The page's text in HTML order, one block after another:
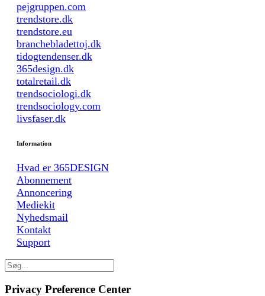
pejgruppen.com
trendstore.dk
trendstore.eu
branchebladettoj.dk
tidogtendenser.dk
365design.dk
totalretail.dk
trendsociologi.dk
trendsociology.com
livsfaser.dk
Information
Hvad er 365DESIGN
Abonnement
Annoncering
Mediekit
Nyhedsmail
Kontakt
Support
Privacy Preference Center